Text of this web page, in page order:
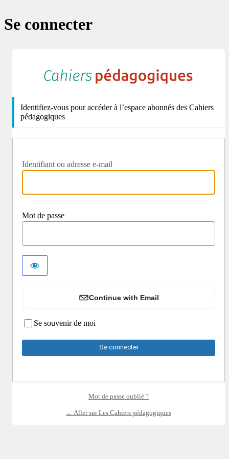
Se connecter
Identifiez-vous pour accéder à l’espace abonnés des Cahiers
pédagogiques
Identifiant ou adresse e-mail
Mot de passe
Continue with Email
Se souvenir de moi
Mot de passe oublié ?
← Aller sur Les Cahiers pédagogiques